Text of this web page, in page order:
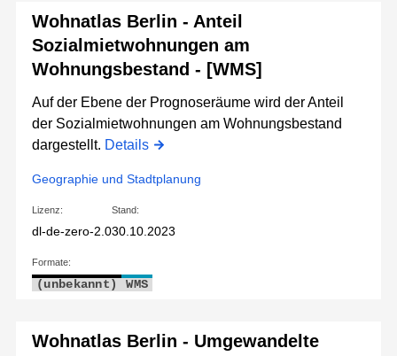
Wohnatlas Berlin - Anteil
Sozialmietwohnungen am
Wohnungsbestand - [WMS]
Auf der Ebene der Prognoseräume wird der Anteil
der Sozialmietwohnungen am Wohnungsbestand
dargestellt. Details
Geographie und Stadtplanung
Lizenz:
dl-de-zero-2.0
Stand:
30.10.2023
Formate:
(unbekannt) WMS
Wohnatlas Berlin - Umgewandelte